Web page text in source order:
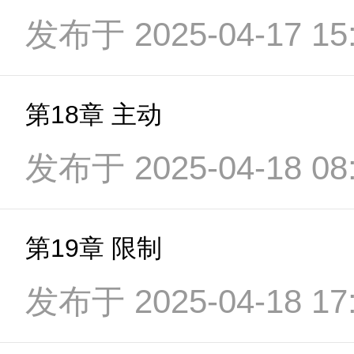
发布于 2025-04-17
第18章 主动
发布于 2025-04-18
第19章 限制
发布于 2025-04-18